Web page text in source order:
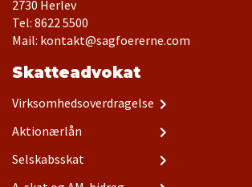
Tel: 8622 5500
Mail: kontakt@sagfoererne.com
Skatteadvokat
Virksomhedsoverdragelse
Aktionærlån
Selskabsskat